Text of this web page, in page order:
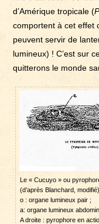
d’Amérique tropicale (
comportent à cet effet
peuvent servir de
lumineux) ! C’est sur
quitterons le monde
Le « Cucuyo » ou
(d’après Blanchard, modifié).
o : organe lumineux pair ;
a: organe lumineux
A droite : pyrophore en